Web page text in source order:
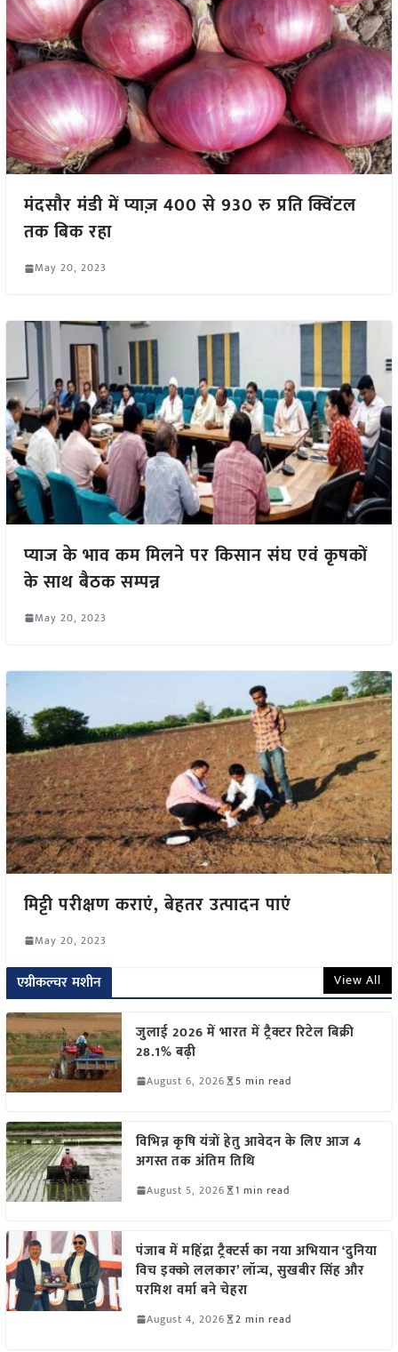
मंदसौर मंडी में प्याज़ 400 से 930 रु प्रति क्विंटल
तक बिक रहा
May 20, 2023
प्याज के भाव कम मिलने पर किसान संघ एवं कृषकों
के साथ बैठक सम्पन्न
May 20, 2023
मिट्टी परीक्षण कराएं, बेहतर उत्पादन पाएं
May 20, 2023
एग्रीकल्चर मशीन View All
जुलाई 2026 में भारत में ट्रैक्टर रिटेल बिक्री
28.1% बढ़ी
August 6, 2026 5 min read
विभिन्न कृषि यंत्रों हेतु आवेदन के लिए आज 4
अगस्त तक अंतिम तिथि
August 5, 2026 1 min read
पंजाब में महिंद्रा ट्रैक्टर्स का नया अभियान ‘दुनिया
विच इक्को ललकार’ लॉन्च, सुखबीर सिंह और
परमिश वर्मा बने चेहरा
August 4, 2026 2 min read